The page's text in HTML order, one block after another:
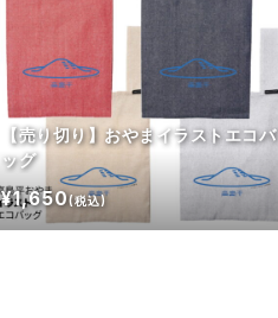
【売り切り】おやまイラストエコバ
ッグ
¥1,650(税込)